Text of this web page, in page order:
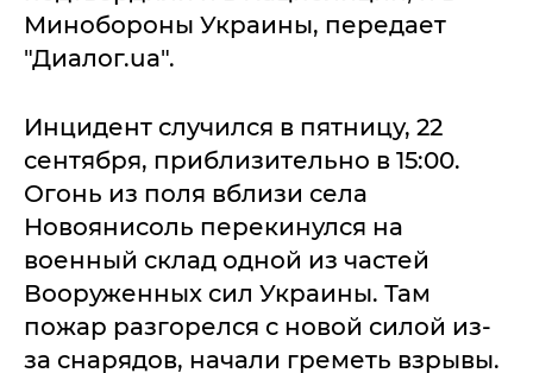
Минобороны Украины, передает
"Диалог.ua".
Инцидент случился в пятницу, 22
сентября, приблизительно в 15:00.
Огонь из поля вблизи села
Новоянисоль перекинулся на
военный склад одной из частей
Вооруженных сил Украины. Там
пожар разгорелся с новой силой из-
за снарядов, начали греметь взрывы.